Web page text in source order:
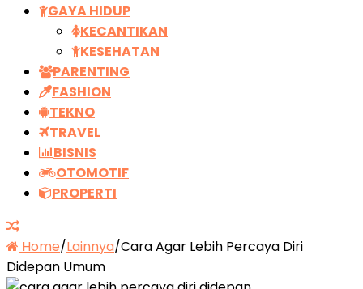
GAYA HIDUP
KECANTIKAN
KESEHATAN
PARENTING
FASHION
TEKNO
TRAVEL
BISNIS
OTOMOTIF
PROPERTI
Home/Lainnya/Cara Agar Lebih Percaya Diri
Didepan Umum